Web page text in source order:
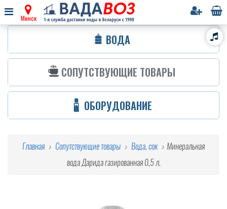
Минск
ВОДА
СОПУТСТВУЮЩИЕ ТОВАРЫ
ОБОРУДОВАНИЕ
Главная Сопутствующие товары Вода, сок
Минеральная
вода Дарида газированная 0,5 л.